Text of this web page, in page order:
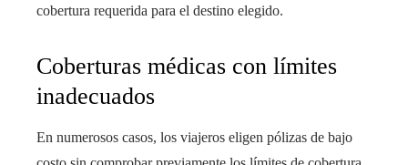
cobertura requerida para el destino elegido.
Coberturas médicas con límites
inadecuados
En numerosos casos, los viajeros eligen pólizas de bajo